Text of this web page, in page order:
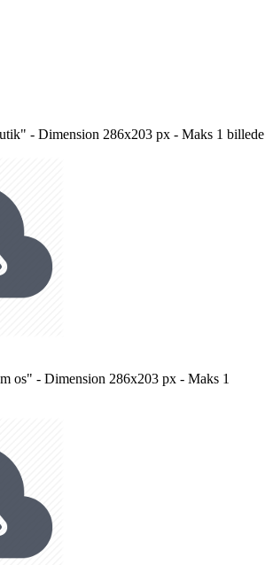
- Dimension 286x203 px - Maks 1 billede
os" - Dimension 286x203 px - Maks 1